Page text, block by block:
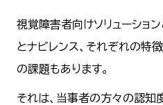
視覚障害者向けソリューショ
とナビレンス、それぞれの特
の課題もあります。
それは、当事者の方々の認知